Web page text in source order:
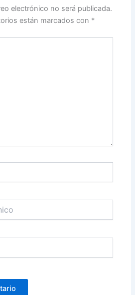
electrónico no será publicada.
están marcados con *